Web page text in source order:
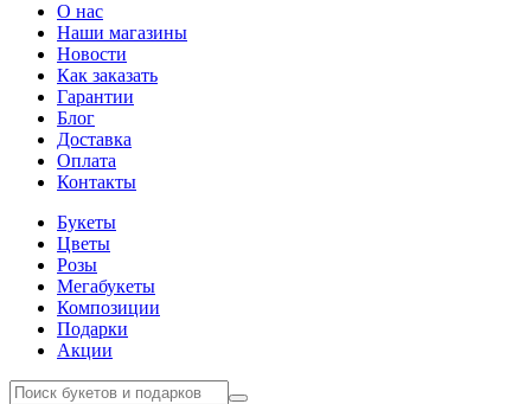
О нас
Наши магазины
Новости
Как заказать
Гарантии
Блог
Доставка
Оплата
Контакты
Букеты
Цветы
Розы
Мегабукеты
Композиции
Подарки
Акции